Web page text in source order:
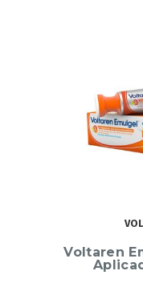
Siccafluid
Gotas 10 g